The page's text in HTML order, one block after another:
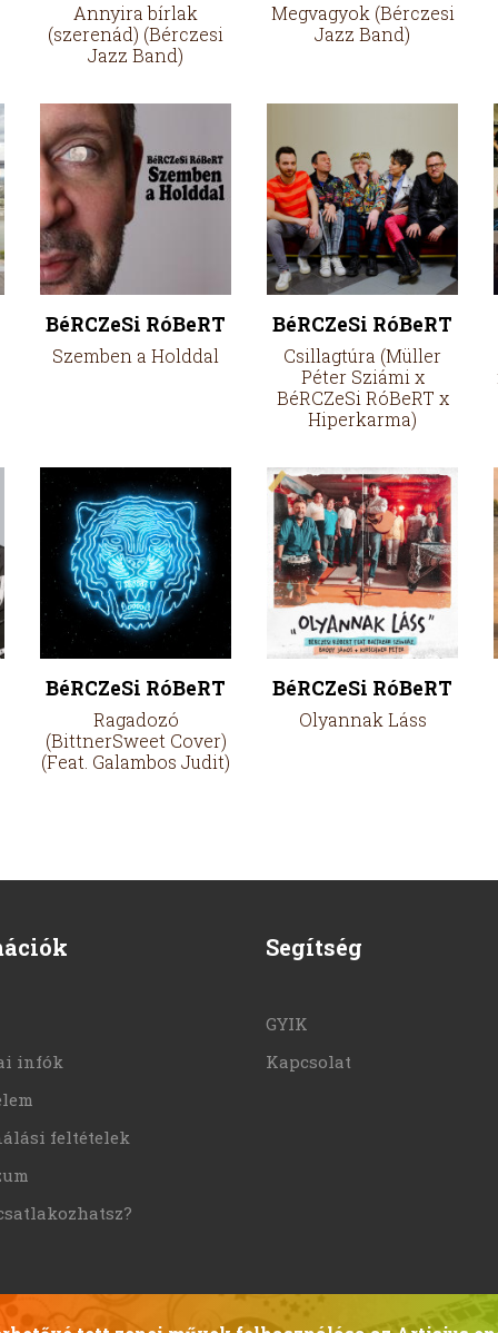
Annyira bírlak
(szerenád) (Bérczesi
Jazz Band)
Megvagyok (Bérczesi
Jazz Band)
BéRCZeSi RóBeRT
Szemben a Holddal
BéRCZeSi RóBeRT
Csillagtúra (Müller
Péter Sziámi x
BéRCZeSi RóBeRT x
Hiperkarma)
BéRCZeSi RóBeRT
Ragadozó
(BittnerSweet Cover)
(Feat. Galambos Judit)
BéRCZeSi RóBeRT
Olyannak Láss
infók
feltételek
Segítség
GYIK
Kapcsolat